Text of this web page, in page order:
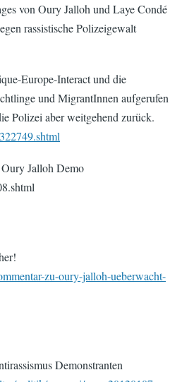
von Oury Jalloh und Laye Condé
rassistische Polizeigewalt
Europe-Interact und die
und MigrantInnen aufgerufen
Polizei aber weitgehend zurück.
Jalloh Demo
zu-oury-jalloh-ueberwacht-
Demonstranten